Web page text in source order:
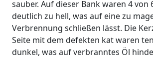
sauber. Auf dieser Bank waren 4 von
deutlich zu hell, was auf eine zu
Verbrennung schließen lässt. Die
Seite mit dem defekten kat waren
dunkel, was auf verbranntes Öl